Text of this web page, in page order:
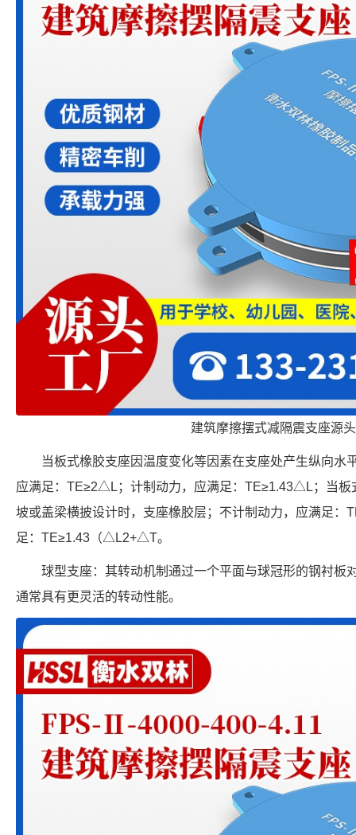
建筑摩擦摆式减隔震支座源
当板式橡胶支座因温度变化等因素在支座处产生纵向水
应满足：TE≥2△L；计制动力，应满足：TE≥1.43△L；当板
坡或盖梁横披设计时，支座橡胶层；不计制动力，应满足
足：TE≥1.43（△L2+△T。
球型支座：其转动机制通过一个平面与球冠形的钢衬板
通常具有更灵活的转动性能。